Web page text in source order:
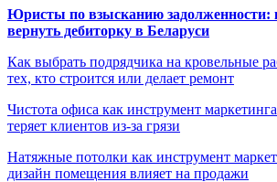
Юристы по взысканию задолженности:
вернуть дебиторку в Беларуси
Как выбрать подрядчика на кровельные
тех, кто строится или делает ремонт
Чистота офиса как инструмент
теряет клиентов из-за грязи
Натяжные потолки как инструмент
дизайн помещения влияет на продажи